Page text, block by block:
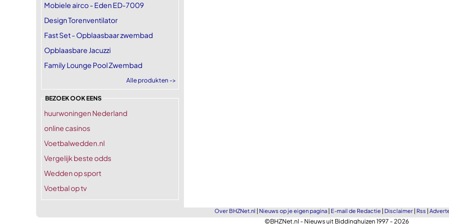
Mobiele airco - Eden ED-7009
Design Torenventilator
Fast Set - Opblaasbaar zwembad
Opblaasbare Jacuzzi
Family Lounge Pool Zwembad
Alle produkten ->
BEZOEK OOK EENS
huurwoningen Nederland
online casinos
Voetbalwedden.nl
Vergelijk beste odds
Wedden op sport
Voetbal op tv
Over BHZNet.nl | Nieuws op je eigen pagina | E-mail de Redactie | Disclaimer | Rss |
©BHZNet.nl - Nieuws uit Biddinghuizen 1997 - 2026